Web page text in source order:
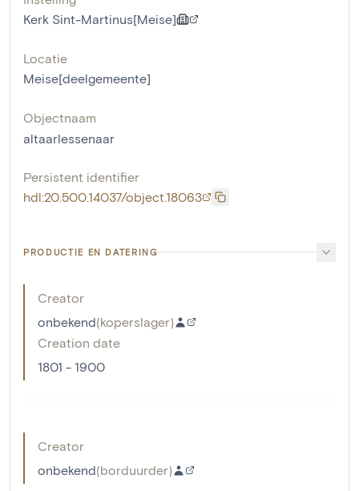
Kerk Sint-Martinus[Meise]
Locatie
Meise[deelgemeente]
Objectnaam
altaarlessenaar
Persistent identifier
hdl:20.500.14037/object.18063
PRODUCTIE EN DATERING
Creator
onbekend(koperslager)
Creation date
1801 - 1900
Creator
onbekend(borduurder)